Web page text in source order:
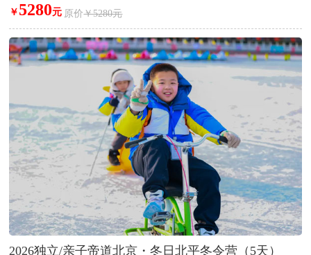
￥ 5280元 原价￥5280元
2026独立/亲子帝道北京・冬日北平冬令营（5天）